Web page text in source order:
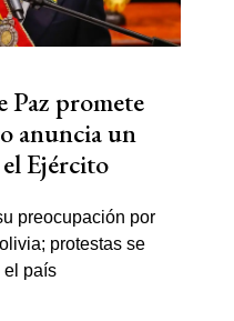
Paz promete
anuncia un
Ejército